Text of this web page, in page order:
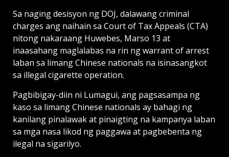
Sa naging desisyon ng DOJ, dalawang criminal
charges ang naihain sa Court of Tax Appeals (CTA)
nitong nakaraang Huwebes, Marso 13 at
inaasahang maglalabas na rin ng warrant of arrest
laban sa limang Chinese nationals na isinasangkot
sa illegal cigarette operation.
Pagbibigay-diin ni Lumagui, ang pagsasampa ng
kaso sa limang Chinese nationals ay bahagi ng
kanilang pinalawak at pinaigting na kampanya laban
sa mga nasa likod ng paggawa at pagbebenta ng
ilegal na sigarilyo.